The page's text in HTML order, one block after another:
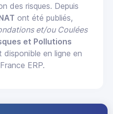
des risques. Depuis
ont été publiés,
et/ou Coulées
et Pollutions
disponible en ligne en
ERP.